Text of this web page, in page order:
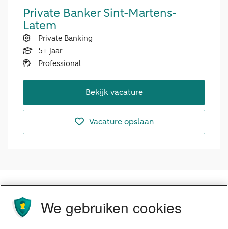
Private Banker Sint-Martens-
Latem
Private Banking
5+ jaar
Professional
Bekijk vacature
Vacature opslaan
We gebruiken cookies